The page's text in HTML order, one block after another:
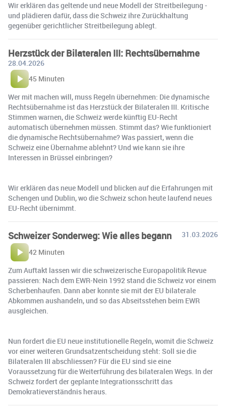
Wir erklären das geltende und neue Modell der Streitbeilegung -
und plädieren dafür, dass die Schweiz ihre Zurückhaltung
gegenüber gerichtlicher Streitbeilegung ablegt.
Herzstück der Bilateralen III: Rechtsübernahme
28.04.2026
45 Minuten
Wer mit machen will, muss Regeln übernehmen: Die dynamische
Rechtsübernahme ist das Herzstück der Bilateralen III. Kritische
Stimmen warnen, die Schweiz werde künftig EU-Recht
automatisch übernehmen müssen. Stimmt das? Wie funktioniert
die dynamische Rechtsübernahme? Was passiert, wenn die
Schweiz eine Übernahme ablehnt? Und wie kann sie ihre
Interessen in Brüssel einbringen?
Wir erklären das neue Modell und blicken auf die Erfahrungen mit
Schengen und Dublin, wo die Schweiz schon heute laufend neues
EU-Recht übernimmt.
Schweizer Sonderweg: Wie alles begann
31.03.2026
42 Minuten
Zum Auftakt lassen wir die schweizerische Europapolitik Revue
passieren: Nach dem EWR-Nein 1992 stand die Schweiz vor einem
Scherbenhaufen. Dann aber konnte sie mit der EU bilaterale
Abkommen aushandeln, und so das Abseitsstehen beim EWR
ausgleichen.
Nun fordert die EU neue institutionelle Regeln, womit die Schweiz
vor einer weiteren Grundsatzentscheidung steht: Soll sie die
Bilateralen III abschliessen? Für die EU sind sie eine
Voraussetzung für die Weiterführung des bilateralen Wegs. In der
Schweiz fordert der geplante Integrationsschritt das
Demokratieverständnis heraus.